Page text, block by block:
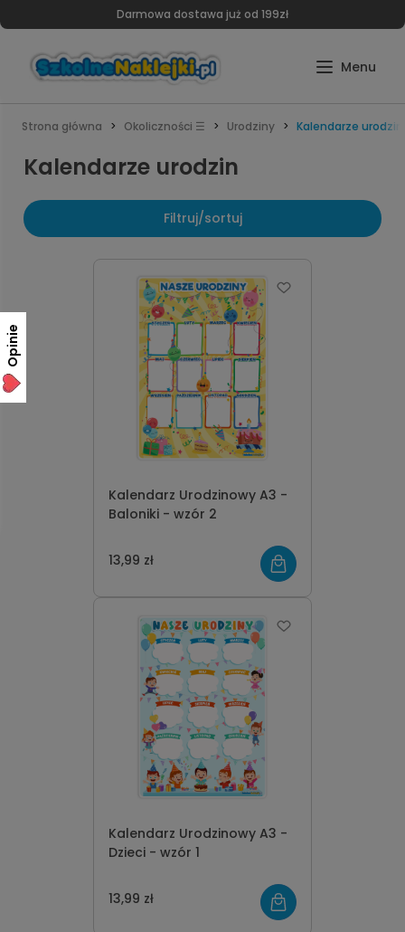
Darmowa dostawa już od 199zł
Strona główna Okoliczności ☰ Urodziny Kalendarze urodzin
Kalendarze urodzin
Filtruj/sortuj
Kalendarz Urodzinowy A3 -
Baloniki - wzór 2
13,99 zł
Kalendarz Urodzinowy A3 -
Dzieci - wzór 1
13,99 zł
Opinie